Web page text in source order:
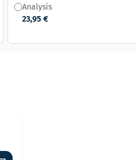
Analysis
23,95 €